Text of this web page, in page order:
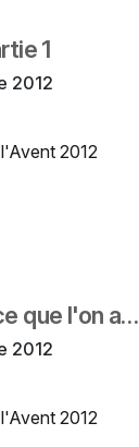
1
2012
2012
que l'on a…
2012
2012